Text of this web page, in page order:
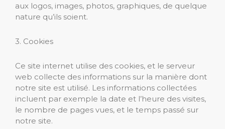
aux logos, images, photos, graphiques, de quelque
nature qu’ils soient.
3. Cookies
Ce site internet utilise des cookies, et le serveur
web collecte des informations sur la manière dont
notre site est utilisé. Les informations collectées
incluent par exemple la date et l’heure des visites,
le nombre de pages vues, et le temps passé sur
notre site.